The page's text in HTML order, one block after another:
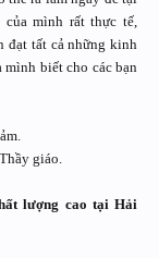
mình rất thực tế,
đạt tất cả những kinh
biết cho các bạn
giáo.
lượng cao tại Hải